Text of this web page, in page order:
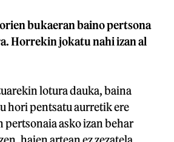
bukaeran baino pertsona
Horrekin jokatu nahi izan al
lotura dauka, baina
hori pentsatu aurretik ere
pertsonaia asko izan behar